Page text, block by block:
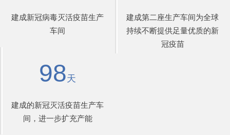
建成新冠病毒灭活疫苗生产
车间
建成第二座生产车间为全球
持续不断提供足量优质的新
冠疫苗
98天
建成的新冠灭活疫苗生产车
间，进一步扩充产能